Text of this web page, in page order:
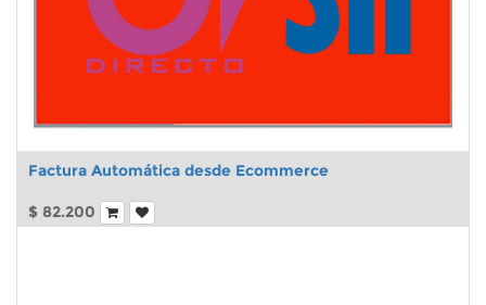
Factura Automática desde Ecommerce
$ 82.200